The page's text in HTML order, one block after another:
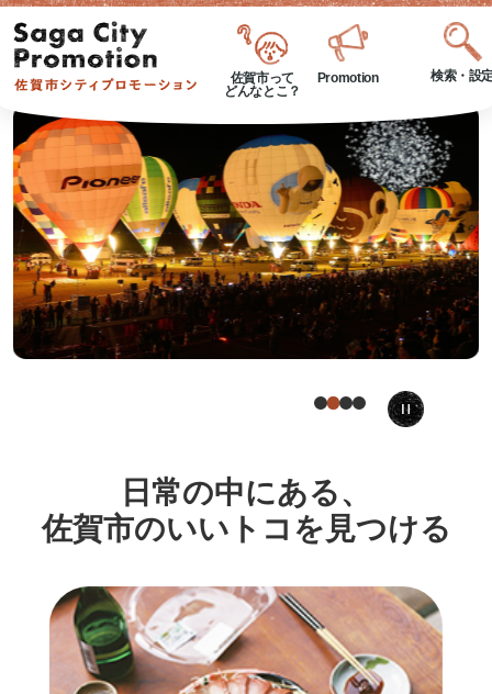
佐賀市って
どんなとこ？
Promotion 検索・設
スラ
イド
日常の中にある、
佐賀市のいいトコを見つける